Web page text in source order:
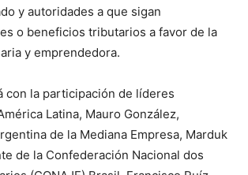
y autoridades a que sigan
o beneficios tributarios a favor de la
y emprendedora.
con la participación de líderes
Latina, Mauro González,
de la Mediana Empresa, Marduk
de la Confederación Nacional dos